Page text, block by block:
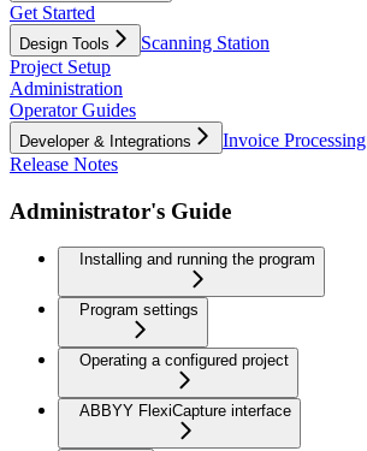
Get Started
Design Tools
Scanning Station
Project Setup
Administration
Operator Guides
Developer & Integrations
Invoice Processing
Release Notes
Administrator's Guide
Installing and running the program
Program settings
Operating a configured project
ABBYY FlexiCapture interface